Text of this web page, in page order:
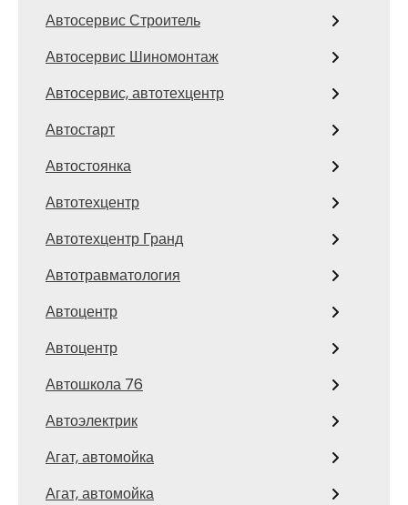
Автосервис Строитель
Автосервис Шиномонтаж
Автосервис, автотехцентр
Автостарт
Автостоянка
Автотехцентр
Автотехцентр Гранд
Автотравматология
Автоцентр
Автоцентр
Автошкола 76
Автоэлектрик
Агат, автомойка
Агат, автомойка